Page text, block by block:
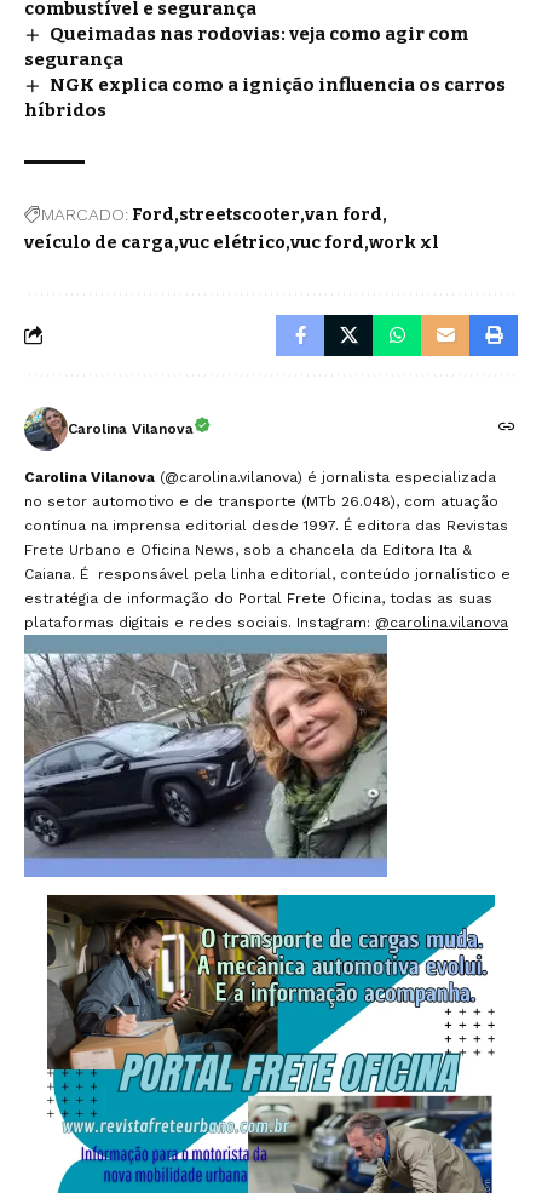
combustível e segurança
Queimadas nas rodovias: veja como agir com
segurança
NGK explica como a ignição influencia os carros
híbridos
MARCADO: Ford streetscooter van ford
veículo de carga vuc elétrico vuc ford work xl
Carolina Vilanova
Carolina Vilanova (@carolina.vilanova) é jornalista especializada
no setor automotivo e de transporte (MTb 26.048), com atuação
contínua na imprensa editorial desde 1997. É editora das Revistas
Frete Urbano e Oficina News, sob a chancela da Editora Ita &
Caiana. É responsável pela linha editorial, conteúdo jornalístico e
estratégia de informação do Portal Frete Oficina, todas as suas
plataformas digitais e redes sociais. Instagram: @carolina.vilanova